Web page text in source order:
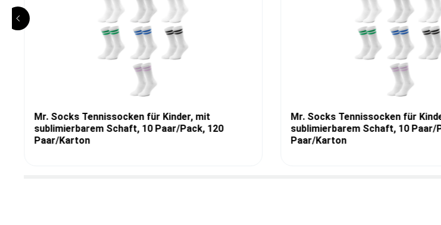
Mr. Socks Tennissocken für Kinder, mit
sublimierbarem Schaft, 10 Paar/Pack, 120
Paar/Karton
Mr. Socks Tennissocken für
sublimierbarem Schaft, 10 Paar/
Paar/Karton